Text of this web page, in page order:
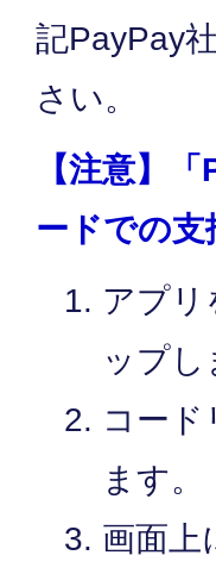
記PayPay
さい。
【注意】
ードでの
アプリ
ップし
コー
ます。
画面上